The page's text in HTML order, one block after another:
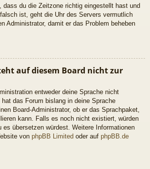
dass du die Zeitzone richtig eingestellt hast und
ist, geht die Uhr des Servers vermutlich
Administrator, damit er das Problem beheben
auf diesem Board nicht zur
entweder deine Sprache nicht
das Forum bislang in deine Sprache
Board-Administrator, ob er das Sprachpaket,
kann. Falls es noch nicht existiert, würden
es übersetzen würdest. Weitere Informationen
von phpBB Limited oder auf phpBB.de